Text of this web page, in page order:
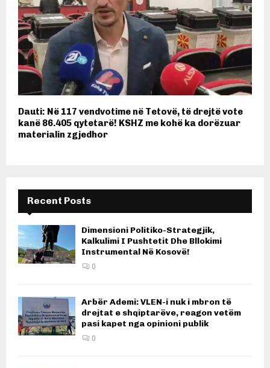
Dauti: Në 117 vendvotime në Tetovë, të drejtë vote
kanë 86.405 qytetarë! KSHZ me kohë ka dorëzuar
materialin zgjedhor
Recent Posts
Dimensioni Politiko-Strategjik,
Kalkulimi I Pushtetit Dhe Bllokimi
Instrumental Në Kosovë!
0
Arbër Ademi: VLEN-i nuk i mbron të
drejtat e shqiptarëve, reagon vetëm
pasi kapet nga opinioni publik
0